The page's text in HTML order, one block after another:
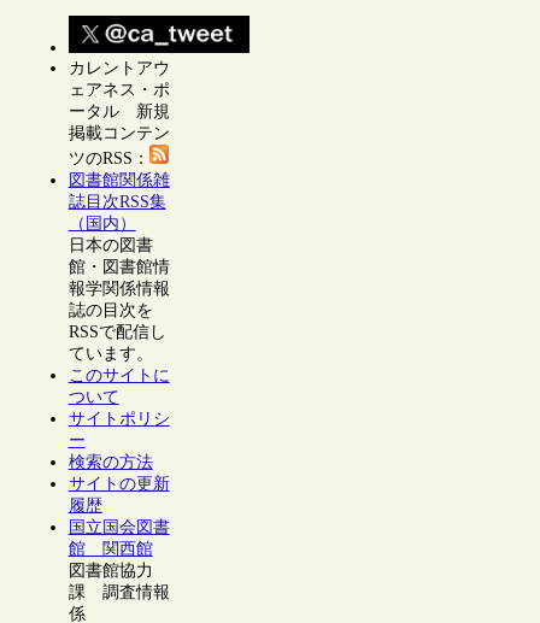
カレントアウ
ェアネス・ポ
ータル 新規
掲載コンテン
ツのRSS：
図書館関係雑
誌目次RSS集
（国内）
日本の図書
館・図書館情
報学関係情報
誌の目次を
RSSで配信し
ています。
このサイトに
ついて
サイトポリシ
ー
検索の方法
サイトの更新
履歴
国立国会図書
館 関西館
図書館協力
課 調査情報
係